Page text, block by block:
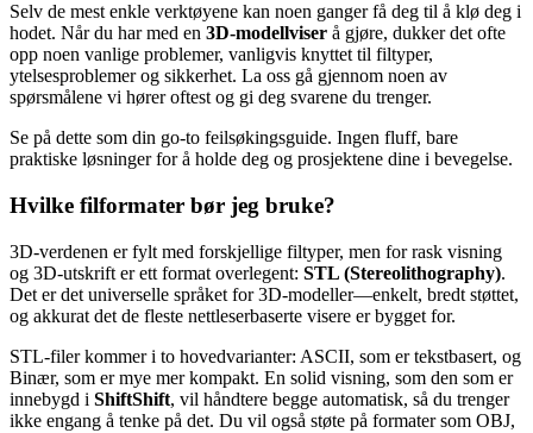
Selv de mest enkle verktøyene kan noen ganger få deg til å klø deg i
hodet. Når du har med en 3D-modellviser å gjøre, dukker det ofte
opp noen vanlige problemer, vanligvis knyttet til filtyper,
ytelsesproblemer og sikkerhet. La oss gå gjennom noen av
spørsmålene vi hører oftest og gi deg svarene du trenger.
Se på dette som din go-to feilsøkingsguide. Ingen fluff, bare
praktiske løsninger for å holde deg og prosjektene dine i bevegelse.
Hvilke filformater bør jeg bruke?
3D-verdenen er fylt med forskjellige filtyper, men for rask visning
og 3D-utskrift er ett format overlegent: STL (Stereolithography).
Det er det universelle språket for 3D-modeller—enkelt, bredt støttet,
og akkurat det de fleste nettleserbaserte visere er bygget for.
STL-filer kommer i to hovedvarianter: ASCII, som er tekstbasert, og
Binær, som er mye mer kompakt. En solid visning, som den som er
innebygd i ShiftShift, vil håndtere begge automatisk, så du trenger
ikke engang å tenke på det. Du vil også støte på formater som OBJ,